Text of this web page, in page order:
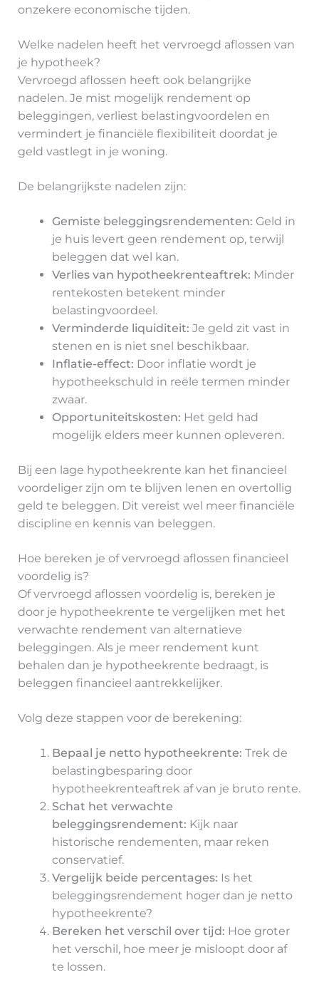
onzekere economische tijden.
Welke nadelen heeft het vervroegd aflossen van
je hypotheek?
Vervroegd aflossen heeft ook belangrijke
nadelen. Je mist mogelijk rendement op
beleggingen, verliest belastingvoordelen en
vermindert je financiële flexibiliteit doordat je
geld vastlegt in je woning.
De belangrijkste nadelen zijn:
Gemiste beleggingsrendementen: Geld in
je huis levert geen rendement op, terwijl
beleggen dat wel kan.
Verlies van hypotheekrenteaftrek: Minder
rentekosten betekent minder
belastingvoordeel.
Verminderde liquiditeit: Je geld zit vast in
stenen en is niet snel beschikbaar.
Inflatie-effect: Door inflatie wordt je
hypotheekschuld in reële termen minder
zwaar.
Opportuniteitskosten: Het geld had
mogelijk elders meer kunnen opleveren.
Bij een lage hypotheekrente kan het financieel
voordeliger zijn om te blijven lenen en overtollig
geld te beleggen. Dit vereist wel meer financiële
discipline en kennis van beleggen.
Hoe bereken je of vervroegd aflossen financieel
voordelig is?
Of vervroegd aflossen voordelig is, bereken je
door je hypotheekrente te vergelijken met het
verwachte rendement van alternatieve
beleggingen. Als je meer rendement kunt
behalen dan je hypotheekrente bedraagt, is
beleggen financieel aantrekkelijker.
Volg deze stappen voor de berekening:
Bepaal je netto hypotheekrente: Trek de
belastingbesparing door
hypotheekrenteaftrek af van je bruto rente.
Schat het verwachte
beleggingsrendement: Kijk naar
historische rendementen, maar reken
conservatief.
Vergelijk beide percentages: Is het
beleggingsrendement hoger dan je netto
hypotheekrente?
Bereken het verschil over tijd: Hoe groter
het verschil, hoe meer je misloopt door af
te lossen.